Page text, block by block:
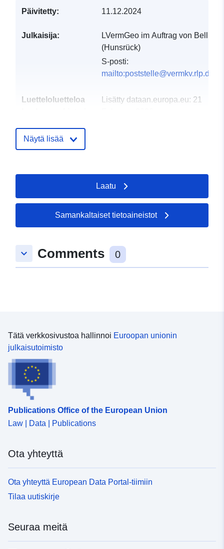
Päivitetty: 11.12.2024
Julkaisija:
LVermGeo im Auftrag von Bell
(Hunsrück)
S-posti:
mailto:poststelle@vermkv.rlp.de
Luetteloluetteloa
Lisätty dataan.europa.eu: 21
50.0323 ], [ 7.39956,
50.0323 ], [ 7.39956,
50.0304 ], [ 7.39701,
50.0304 ], [ 7.39701,
uriRef:
http://data.europa.eu/88u/dataset/
Näytä lisää
Laatu
Samankaltaiset tietoaineistot
keyboard_arrow_down Comments 0
Tätä verkkosivustoa hallinnoi Euroopan unionin
julkaisutoimisto
Publications Office of the European Union
Law | Data | Publications
Ota yhteyttä
Ota yhteyttä European Data Portal-tiimiin
Tilaa uutiskirje
Seuraa meitä